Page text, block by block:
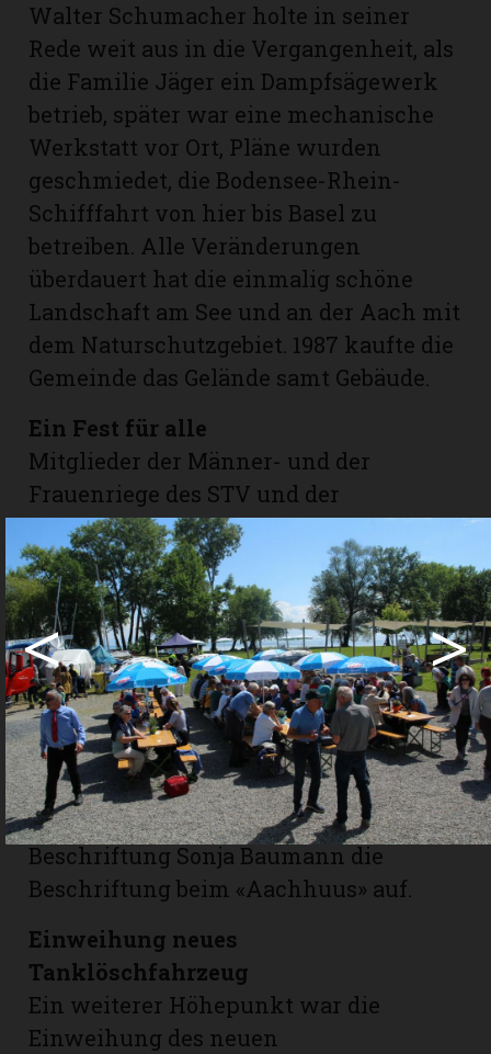
Walter Schumacher holte in seiner
Rede weit aus in die Vergangenheit, als
die Familie Jäger ein Dampfsägewerk
betrieb, später war eine mechanische
Werkstatt vor Ort, Pläne wurden
geschmiedet, die Bodensee-Rhein-
Schifffahrt von hier bis Basel zu
betreiben. Alle Veränderungen
überdauert hat die einmalig schöne
Landschaft am See und an der Aach mit
dem Naturschutzgebiet. 1987 kaufte die
Gemeinde das Gelände samt Gebäude.
Ein Fest für alle
Mitglieder der Männer- und der
Frauenriege des STV und der
Feuerwehr agierten in der
Festwirtschaft, beim Grill und beim
Kuchenbuffet. Auf der Terrasse sang
der Männerchor das Lied vom «alten
Haus von Rocky Docky», was wohl ein
Abgesang auf die alte Flohmarkthalle
mit dem Sammelsurium in Richard
Neururer war. Begleitet von
Alphornklängen deckten Namensgeber
Edgar Meyer und Projektgewinnerin
Beschriftung Sonja Baumann die
Beschriftung beim «Aachhuus» auf.
Einweihung neues
Tanklöschfahrzeug
Ein weiterer Höhepunkt war die
Einweihung des neuen
< >